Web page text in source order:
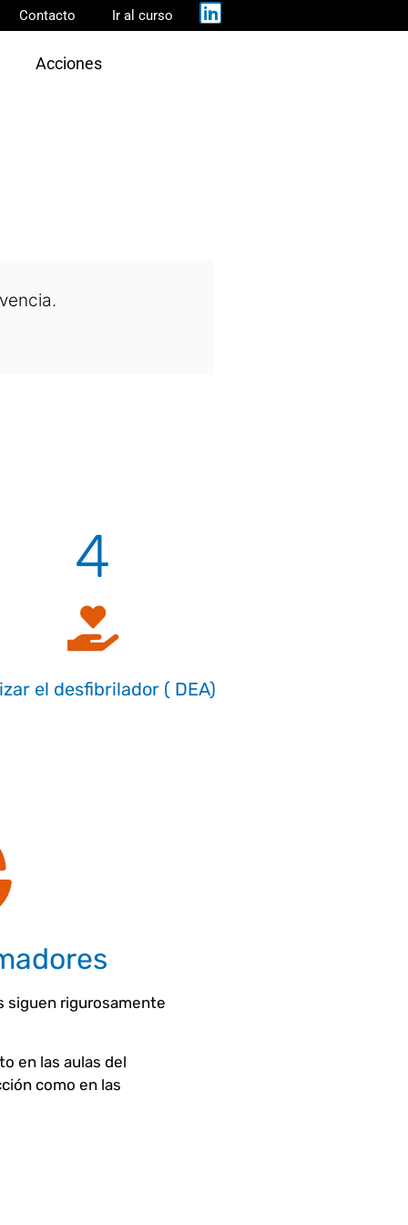
Contacto Ir al curso
Acciones
4
el desfibrilador ( DEA)
siguen rigurosamente
en las aulas del
como en las